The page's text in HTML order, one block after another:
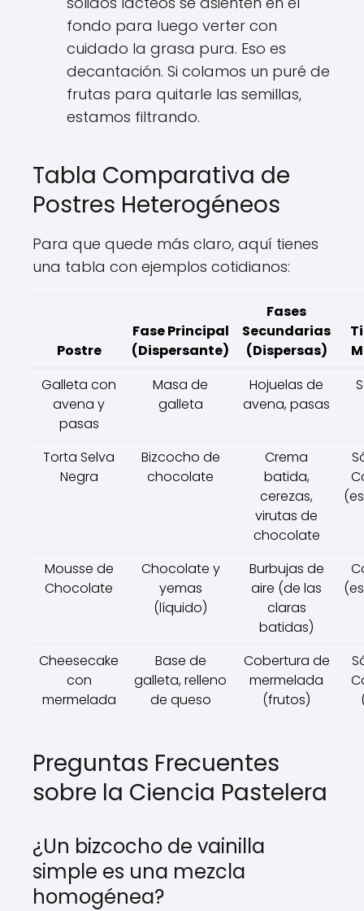
fondo para luego verter con
cuidado la grasa pura. Eso es
decantación. Si colamos un puré de
frutas para quitarle las semillas,
estamos filtrando.
Tabla Comparativa de
Postres Heterogéneos
Para que quede más claro, aquí tienes
una tabla con ejemplos cotidianos:
Postre
Fase Principal
(Dispersante)
Fases
Secundarias
(Dispersas)
Galleta con
avena y
pasas
Masa de
galleta
Hojuelas de
avena, pasas
Torta Selva
Negra
Bizcocho de
chocolate
Crema
batida,
cerezas,
virutas de
chocolate
Mousse de
Chocolate
Chocolate y
yemas
(líquido)
Burbujas de
aire (de las
claras
batidas)
Cheesecake
con
mermelada
Base de
galleta, relleno
de queso
Cobertura de
mermelada
(frutos)
Preguntas Frecuentes
sobre la Ciencia Pastelera
¿Un bizcocho de vainilla
simple es una mezcla
homogénea?